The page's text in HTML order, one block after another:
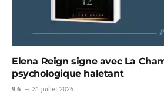
Elena Reign signe avec La
psychologique haletant
9.6 31 juillet 2026